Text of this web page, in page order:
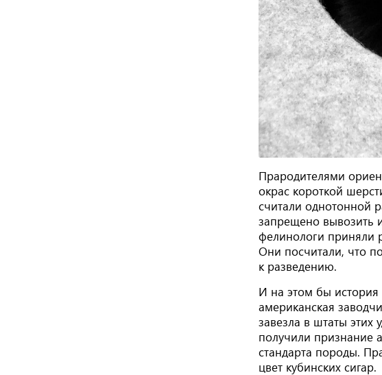
Прародителями
окрас короткой
считали однотонной
запрещено вывозить
фелинологи приняли
Они посчитали, что
к разведению.
И на этом бы история
американская
завезла в штаты этих
получили признание
стандарта породы.
цвет кубинских сигар.